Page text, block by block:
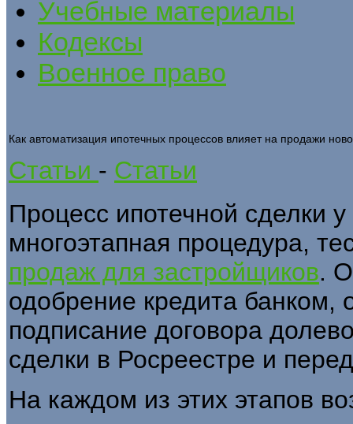
Учебные материалы
Кодексы
Военное право
Как автоматизация ипотечных процессов влияет на продажи
Статьи - Статьи
Процесс ипотечной сделки
многоэтапная процедура,
продаж для застройщиков.
одобрение кредита банком,
подписание договора
сделки в Росреестре и
На каждом из этих этапов